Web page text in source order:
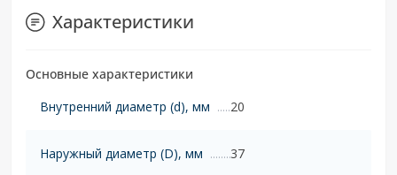
Характеристики
Основные характеристики
Внутренний диаметр (d), мм
20
Наружный диаметр (D), мм 37